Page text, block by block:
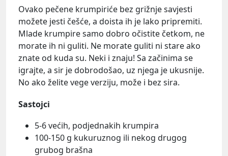
Ovako pečene krumpiriće bez grižnje savjesti
možete jesti češće, a doista ih je lako pripremiti.
Mlade krumpire samo dobro očistite četkom, ne
morate ih ni guliti. Ne morate guliti ni stare ako
znate od kuda su. Neki i znaju! Sa začinima se
igrajte, a sir je dobrodošao, uz njega je ukusnije.
No ako želite vege verziju, može i bez sira.
Sastojci
5-6 većih, podjednakih krumpira
100-150 g kukuruznog ili nekog drugog
grubog brašna